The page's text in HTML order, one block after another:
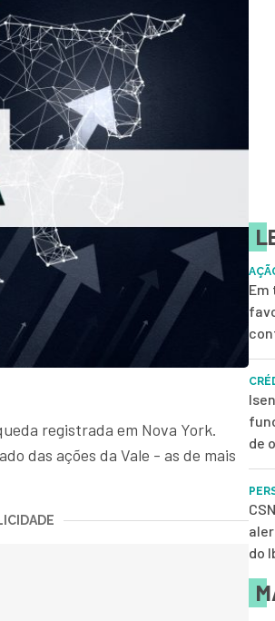
registrada em Nova York.
das ações da Vale - as de mais
Em
de
do